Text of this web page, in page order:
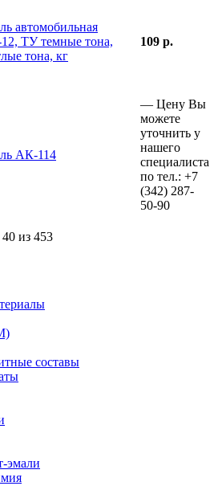
автомобильная
ТУ темные тона,
тона, кг
109 р.
АК-114
— Цену Вы
можете
уточнить у
нашего
специалиста
по тел.: +7
(342) 287-
50-90
из 453
составы
эмали